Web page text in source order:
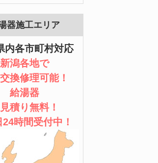
器施工エリア
内各市町村対応
新潟各地で
換修理可能！
給湯器
積り無料！
時間受付中！